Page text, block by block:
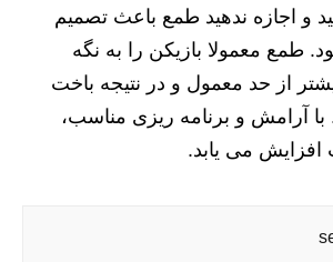
و اجازه ندهید طمع باعث تصمیم
طمع معمولا بازیکن را به نگه
از حد معمول و در نتیجه باخت
آرامش و برنامه ریزی مناسب،
می یابد.